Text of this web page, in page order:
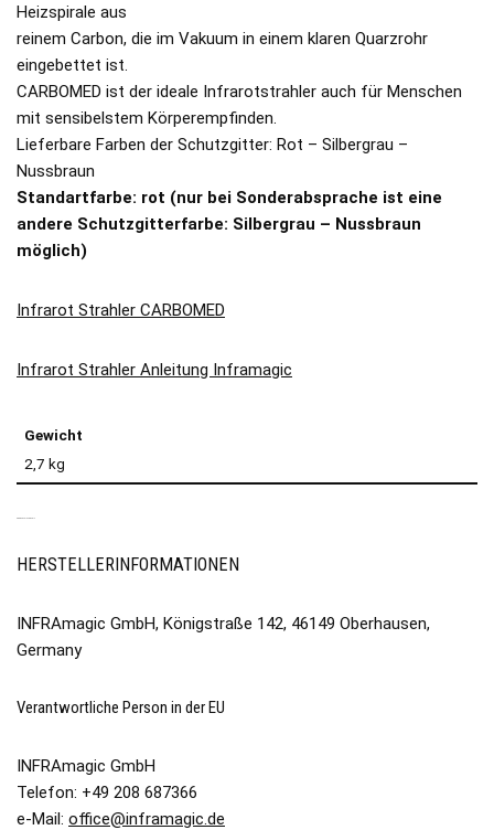
Heizspirale aus
reinem Carbon, die im Vakuum in einem klaren Quarzrohr
eingebettet ist.
CARBOMED ist der ideale Infrarotstrahler auch für Menschen
mit sensibelstem Körperempfinden.
Lieferbare Farben der Schutzgitter: Rot – Silbergrau –
Nussbraun
Standartfarbe: rot (nur bei Sonderabsprache ist eine
andere Schutzgitterfarbe: Silbergrau – Nussbraun
möglich)
Infrarot Strahler CARBOMED
Infrarot Strahler Anleitung Inframagic
Gewicht
2,7 kg
HERSTELLERINFORMATIONEN
INFRAmagic GmbH, Königstraße 142, 46149 Oberhausen,
Germany
Verantwortliche Person in der EU
INFRAmagic GmbH
Telefon: +49 208 687366
e-Mail: office@inframagic.de